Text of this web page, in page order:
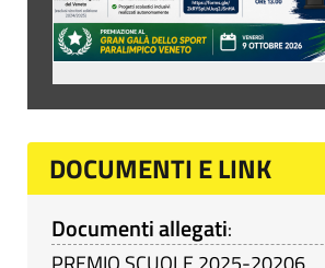
DOCUMENTI E LINK
Documenti allegati: